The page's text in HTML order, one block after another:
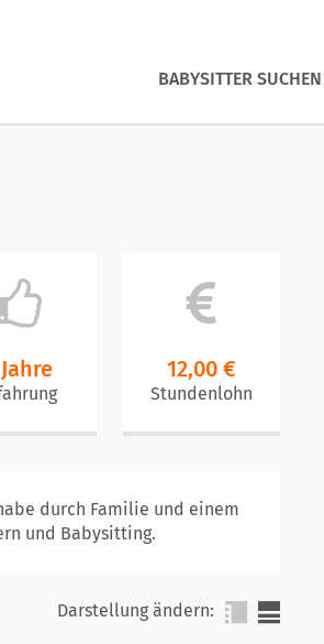
BABYSITTER SUCHEN
12,00 €
Stundenlohn
durch Familie und einem
und Babysitting.
Darstellung ändern: